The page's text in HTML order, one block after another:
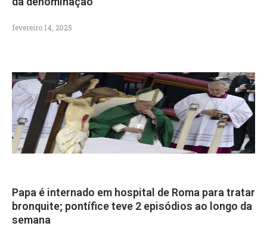
fevereiro 14, 2025
Papa é internado em hospital de Roma para tratar
bronquite; pontífice teve 2 episódios ao longo da
semana